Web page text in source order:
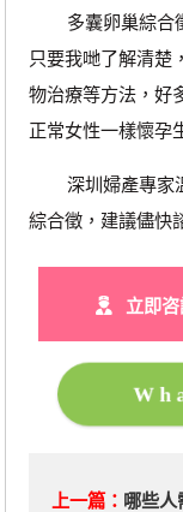
多囊卵巢綜合徵
只要我哋了解清楚
物治療等方法，好
正常女性一樣懷孕
深圳婦產專家溫
綜合徵，建議儘快
立即咨
上一篇： 哪些人